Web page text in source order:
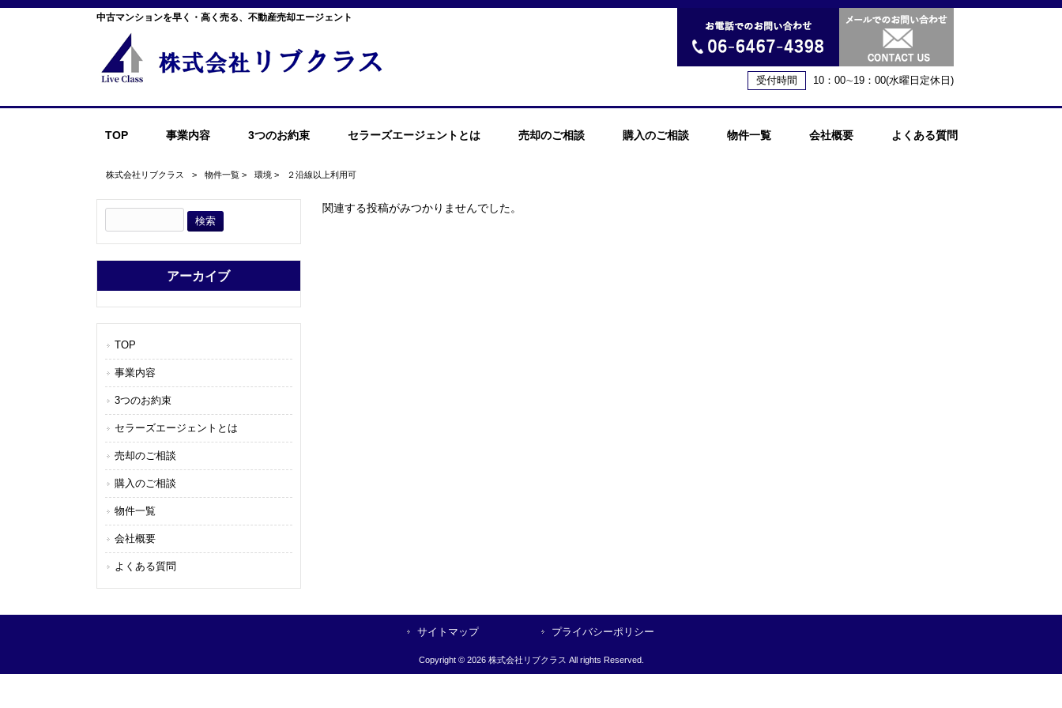
中古マンションを早く・高く売る、不動産売却エージェント
受付時間 10：00∼19：00(水曜日定休日)
TOP 事業内容 3つのお約束 セラーズエージェントとは 売却のご相談 購入のご相談 物件一覧 会社概要 よくある質問
株式会社リブクラス > 物件一覧 > 環境 > ２沿線以上利用可
関連する投稿がみつかりませんでした。
アーカイブ
TOP
事業内容
3つのお約束
セラーズエージェントとは
売却のご相談
購入のご相談
物件一覧
会社概要
よくある質問
サイトマップ プライバシーポリシー
Copyright © 2026 株式会社リブクラス All rights Reserved.